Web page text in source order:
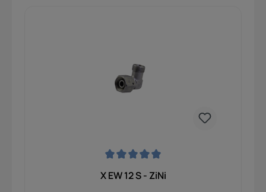
X EW 12 S - ZiNi